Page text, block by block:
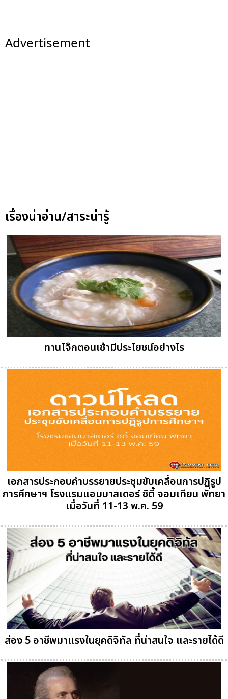
Advertisement
เรื่องน่าอ่าน/สาระน่ารู้
ทานโจ๊กตอนเช้ามีประโยชน์อย่างไร
เอกสารประกอบคำบรรยายประชุมขับเคลื่อนการปฏฺิรูป
การศึกษาฯ โรงแรมแอมบาสเดอร์ ซิตี้ จอมเทียน พัทยา
เมื่อวันที่ 11-13 พ.ค. 59
ส่อง 5 อาชีพมาแรงในยุคดิจิทัล ที่น่าสนใจ และรายได้ดี